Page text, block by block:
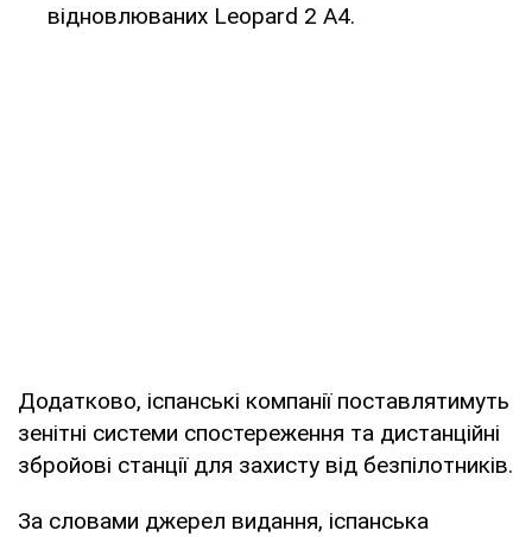
відновлюваних Leopard 2 A4.
Додатково, іспанські компанії поставлятимуть
зенітні системи спостереження та дистанційні
збройові станції для захисту від безпілотників.
За словами джерел видання, іспанська